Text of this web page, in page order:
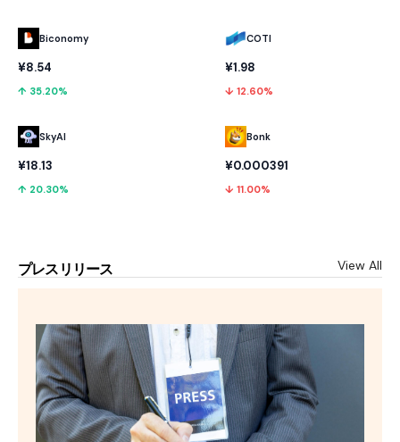
Biconomy
¥8.54
↑ 35.20%
SkyAI
¥18.13
↑ 20.30%
COTI
¥1.98
↓ 12.60%
Bonk
¥0.000391
↓ 11.00%
プレスリリース View All